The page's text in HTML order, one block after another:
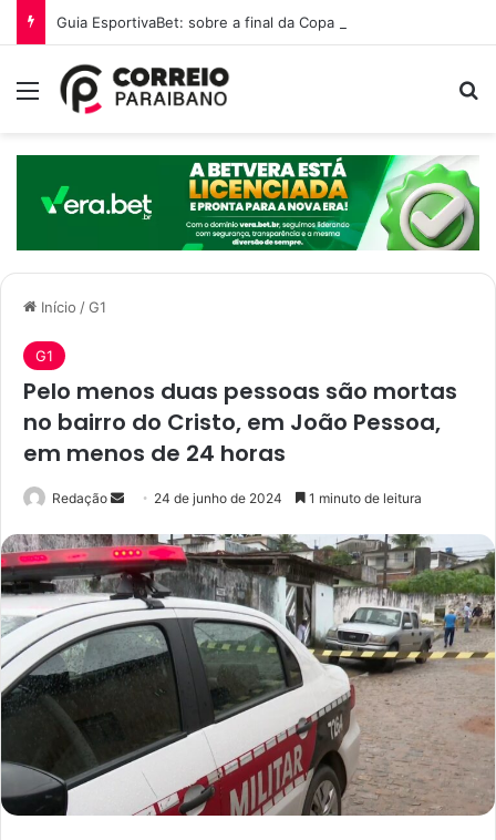
Guia EsportivaBet: sobre a final da Copa do Mundo 2026
Menu
Início /G1
G1
Pelo menos duas pessoas são mortas
no bairro do Cristo, em João Pessoa,
em menos de 24 horas
Redação
n
d
e
u
m
a
l
24 de junho de 2024 1 minuto de leitura